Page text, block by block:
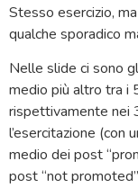
Stesso esercizio,
qualche sporadico
Nelle slide ci sono
medio più altro tra i
rispettivamente nei
l’esercitazione (con
medio dei post
post “not